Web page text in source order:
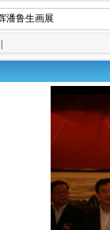
潘鲁生画展